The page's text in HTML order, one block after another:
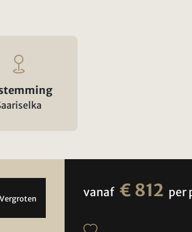
Vergroten vanaf € 812 per